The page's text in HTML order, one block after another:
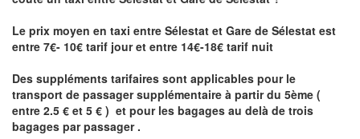
Le prix moyen en taxi entre Sélestat et Gare de Sélestat est
entre 7€- 10€ tarif jour et entre 14€-18€ tarif nuit
Des suppléments tarifaires sont applicables pour le
transport de passager supplémentaire à partir du 5ème (
entre 2.5 € et 5 € ) et pour les bagages au delà de trois
bagages par passager .